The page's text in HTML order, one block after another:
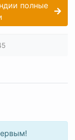
полные